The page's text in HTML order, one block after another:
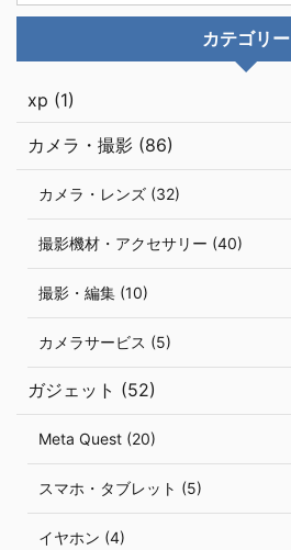
カテゴリー
xp (1)
カメラ・撮影 (86)
カメラ・レンズ (32)
撮影機材・アクセサリー (40)
撮影・編集 (10)
カメラサービス (5)
ガジェット (52)
Meta Quest (20)
スマホ・タブレット (5)
イヤホン (4)